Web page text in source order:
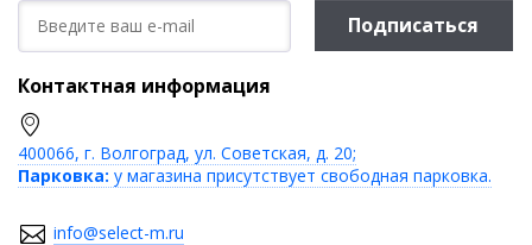
Подписаться
Контактная информация
400066, г. Волгоград, ул. Советская, д. 20;
Парковка: у магазина присутствует свободная парковка.
info@select-m.ru